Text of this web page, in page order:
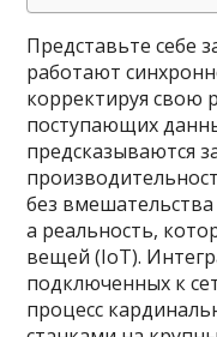
Представьте себе
работают
корректируя свою
поступающих
предсказываются
без
а реальность,
вещей (IoT).
подключенных к
процесс